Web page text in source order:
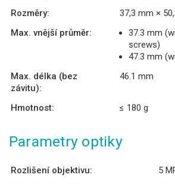
Rozměry:
37,3 mm ×
Max. vnější průměr:
37.3 mm
screws)
47.3 mm
Max. délka (bez
závitu):
46.1 mm
Hmotnost: ≤ 180 g
Parametry optiky
Rozlišení objektivu:
5